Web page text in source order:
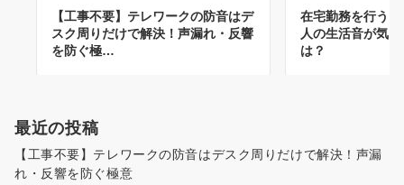
【工事不要】テレワークの防音はデ
スク周りだけで解決！声漏れ・反響
を防ぐ極…
在宅勤務を行う
人の生活音が気
は？
最近の投稿
【工事不要】テレワークの防音はデスク周りだけで解決！声漏
れ・反響を防ぐ極意